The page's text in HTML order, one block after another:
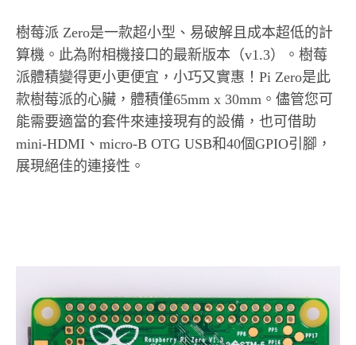
樹莓派 Zero是一款超小型、易破解且成本超低的計
算機。此為附相機接口的最新版本（v1.3）。樹莓
派體積變得更小更便宜，小巧又實惠！Pi Zero是此
款樹莓派的心臟，體積僅65mm x 30mm。儘管您可
能需要適當的套件來連接現有的設備，也可借助
mini-HDMI、micro-B OTG USB和40個GPIO引腳，
展現絕佳的連接性。